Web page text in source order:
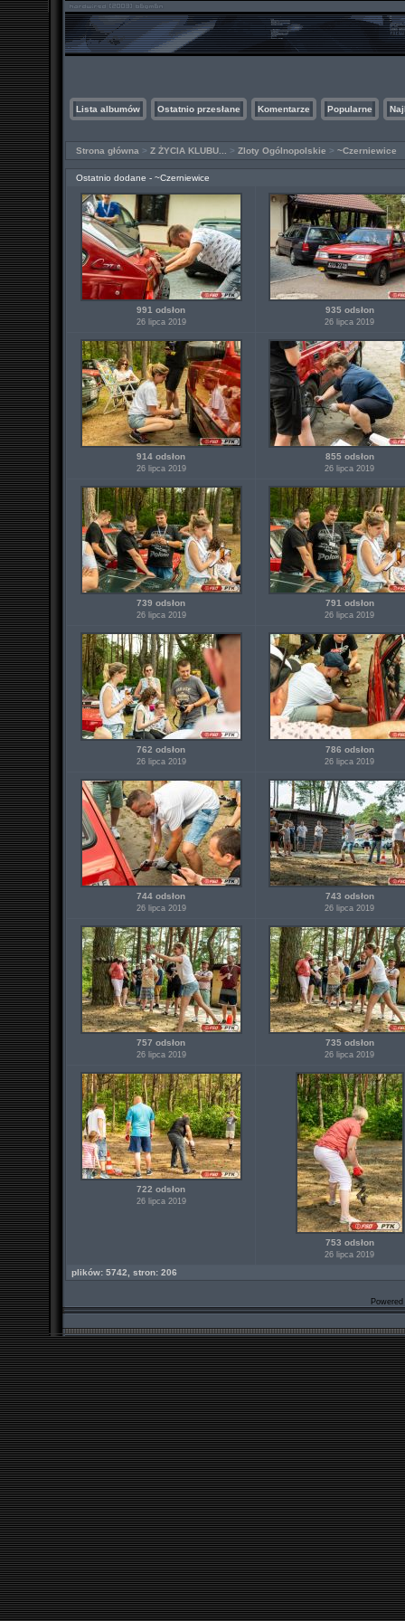
Lista albumów Ostatnio przesłane Komentarze Popularne
Strona główna > Z ŻYCIA KLUBU... > Zloty Ogólnopolskie > ~Czerniewice
Ostatnio dodane - ~Czerniewice
991 odsłon
26 lipca 2019
935 odsłon
26 lipca 2019
914 odsłon
26 lipca 2019
855 odsłon
26 lipca 2019
739 odsłon
26 lipca 2019
791 odsłon
26 lipca 2019
762 odsłon
26 lipca 2019
786 odsłon
26 lipca 2019
744 odsłon
26 lipca 2019
743 odsłon
26 lipca 2019
757 odsłon
26 lipca 2019
735 odsłon
26 lipca 2019
722 odsłon
26 lipca 2019
753 odsłon
26 lipca 2019
plików: 5742, stron: 206